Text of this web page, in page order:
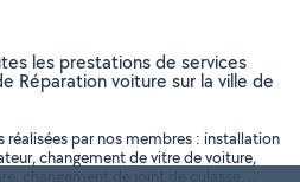
les prestations de services
Réparation voiture sur la ville de
par nos membres : installation
changement de vitre de voiture,